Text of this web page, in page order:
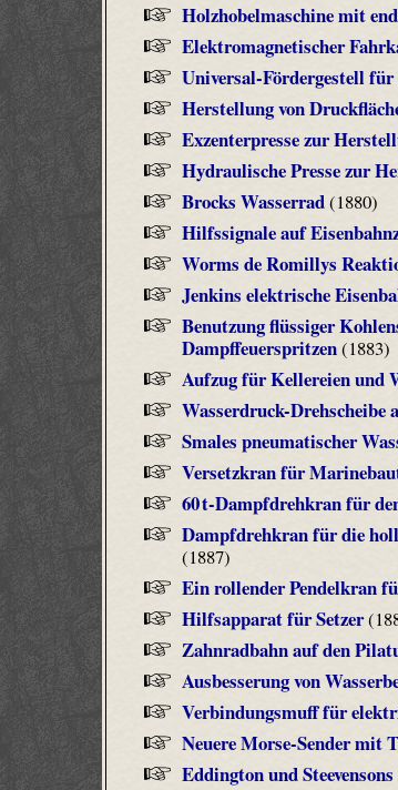
Holzhobelmaschine mit
Elektromagnetischer
Universal-Fördergestell für
Herstellung von
Exzenterpresse zur
Hydraulische Presse zur
Brocks Wasserrad(1880)
Hilfssignale auf
Worms de Romillys
Jenkins elektrische
Benutzung flüssiger
Dampffeuerspritzen(1883)
Aufzug für Kellereien und
Wasserdruck-
Smales pneumatischer
Versetzkran für
60 t-Dampfdrehkran für
Dampfdrehkran für die
(1887)
Ein rollender Pendelkran
Hilfsapparat für Setzer
Zahnradbahn auf den
Ausbesserung von
Verbindungsmuff für
Neuere Morse-Sender mit
Eddington und